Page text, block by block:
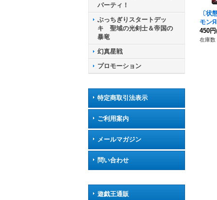
パーティ！
ぶっちぎりスタートデッ
キ 聖域の光剣士＆帝国の
暴竜
幻真星戦
プロモーション
特定商取引法表示
ご利用案内
メールマガジン
問い合わせ
遊戯王通販
〔状
モン
6/
ギュ
450円
在庫数